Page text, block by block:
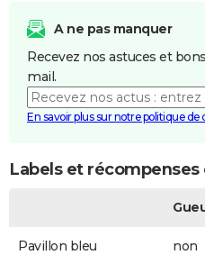
A ne pas manquer
Recevez nos astuces et
mail.
En savoir plus sur notre politique de
Labels et récompenses
Pavillon bleu non